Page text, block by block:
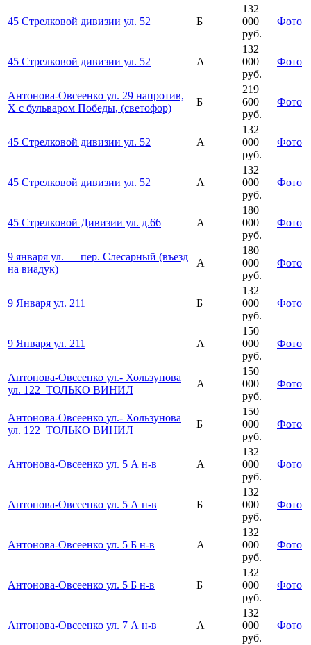
45 Стрелковой дивизии ул. 52 Б
132
000
руб.
Фото
45 Стрелковой дивизии ул. 52 А
132
000
руб.
Фото
Антонова-Овсеенко ул. 29 напротив,
Х с бульваром Победы, (светофор)
Б
219
600
руб.
Фото
45 Стрелковой дивизии ул. 52 А
132
000
руб.
Фото
45 Стрелковой дивизии ул. 52 А
132
000
руб.
Фото
45 Стрелковой Дивизии ул. д.66 А
180
000
руб.
Фото
9 января ул. — пер. Слесарный (въезд
на виадук)
А
180
000
руб.
Фото
9 Января ул. 211 Б
132
000
руб.
Фото
9 Января ул. 211 А
150
000
руб.
Фото
Антонова-Овсеенко ул.- Хользунова
ул. 122_ТОЛЬКО ВИНИЛ
А
150
000
руб.
Фото
Антонова-Овсеенко ул.- Хользунова
ул. 122_ТОЛЬКО ВИНИЛ
Б
150
000
руб.
Фото
Антонова-Овсеенко ул. 5 А н-в А
132
000
руб.
Фото
Антонова-Овсеенко ул. 5 А н-в Б
132
000
руб.
Фото
Антонова-Овсеенко ул. 5 Б н-в А
132
000
руб.
Фото
Антонова-Овсеенко ул. 5 Б н-в Б
132
000
руб.
Фото
Антонова-Овсеенко ул. 7 А н-в А
132
000
руб.
Фото